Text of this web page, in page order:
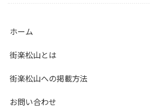
ホーム
街楽松山とは
街楽松山への掲載方法
お問い合わせ